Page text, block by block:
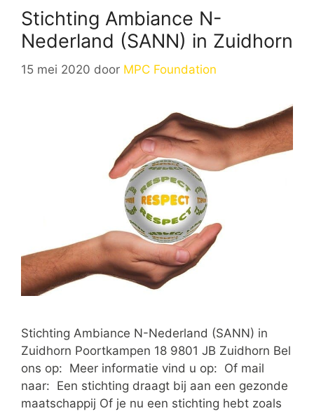
Stichting Ambiance N-
Nederland (SANN) in Zuidhorn
15 mei 2020 door MPC Foundation
Stichting Ambiance N-Nederland (SANN) in
Zuidhorn Poortkampen 18 9801 JB Zuidhorn Bel
ons op: Meer informatie vind u op: Of mail
naar: Een stichting draagt bij aan een gezonde
maatschappij Of je nu een stichting hebt zoals